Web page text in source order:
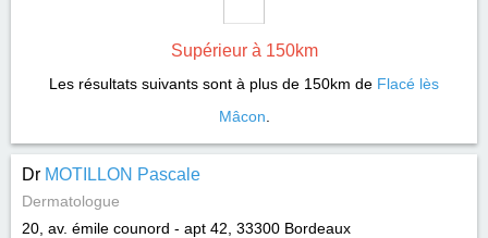
Supérieur à 150km
Les résultats suivants sont à plus de 150km de Flacé lès
Mâcon
Dr MOTILLON Pascale
Dermatologue
20, av. émile counord - apt 42, 33300 Bordeaux